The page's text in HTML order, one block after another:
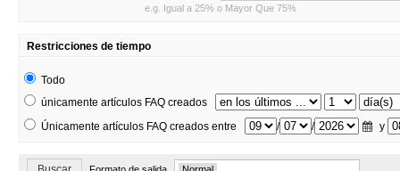
e.g. Igual a 25% o Mayor Que 75%
Restricciones de tiempo
Todo
únicamente artículos FAQ creados
Únicamente artículos FAQ creados entre
/ / y